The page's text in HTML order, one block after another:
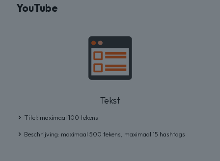
YouTube
Tekst
Titel: maximaal 100 tekens
Beschrijving: maximaal 500 tekens, maximaal 15 hashtags